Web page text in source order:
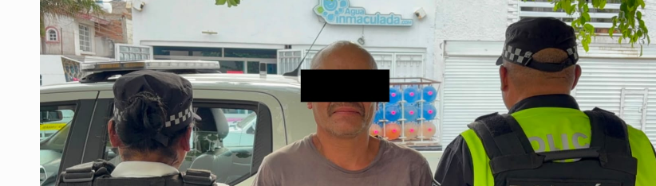
Lamenta Carla Humphrey la negativa del INE para aprobar lineamientos de fiscalización
Desapariciones en Jalisco, con complicidad de policías, afirma Lazos de Amor
Aseguran pitón dentro de vivienda de Santa Tere
Sheinbaum anticipa más detenciones por caso Ayotzinapa y promete justicia
Resalta Fujimori restablecimiento de relaciones con México
Asume Abelardo De la Espriella como Presidente de Colombia